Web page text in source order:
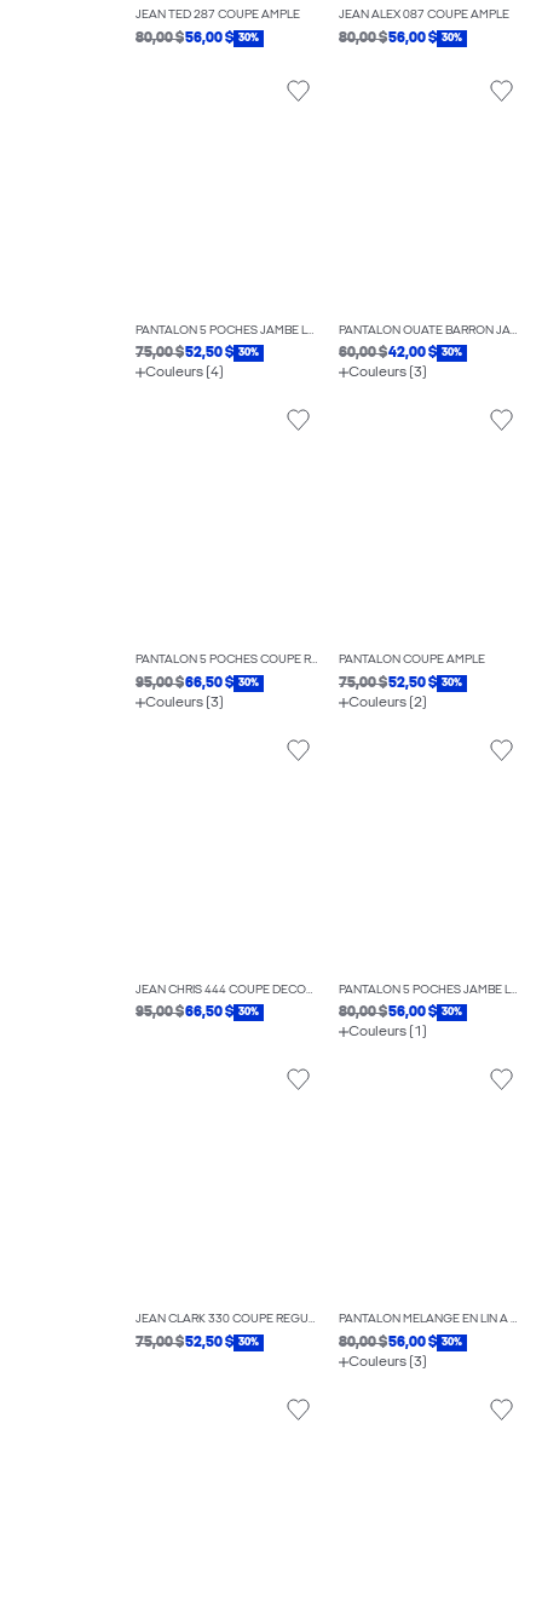
JEAN TED 287 COUPE AMPLE
80,00 $56,00 $ 30%
JEAN ALEX 087 COUPE AMPLE
80,00 $56,00 $ 30%
PANTALON 5 POCHES JAMBE LARGE
75,00 $52,50 $ 30%
Couleurs (4)
PANTALON OUATÉ BARRON JAMBE LARGE
60,00 $42,00 $ 30%
Couleurs (3)
PANTALON 5 POCHES COUPE RÉGULIÈRE
95,00 $66,50 $ 30%
Couleurs (3)
PANTALON COUPE AMPLE
75,00 $52,50 $ 30%
Couleurs (2)
JEAN CHRIS 444 COUPE DÉCONTRACTÉE
95,00 $66,50 $ 30%
PANTALON 5 POCHES JAMBE LARGE
80,00 $56,00 $ 30%
Couleurs (1)
JEAN CLARK 330 COUPE RÉGULIÈRE
75,00 $52,50 $ 30%
PANTALON MÉLANGE EN LIN À COUPE DÉCONTRACTÉE
80,00 $56,00 $ 30%
Couleurs (3)